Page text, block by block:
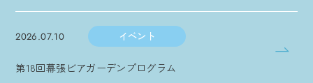
2026.07.10 イベント
第18回幕張ビアガーデンプログラム